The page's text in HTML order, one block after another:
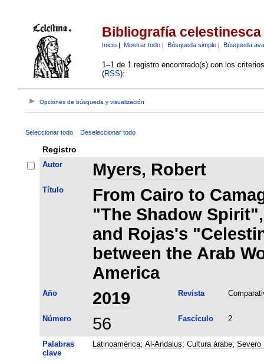
Bibliografía celestinesca
Inicio| Mostrar todo| Búsqueda simple| Búsqueda
1–1 de 1 registro encontrado(s) con los
(RSS):
Opciones de búsqueda y visualización
Seleccionar todo Deseleccionar todo
Registro
Autor Myers, Robert
Título
From Cairo to
"The Shadow
and Rojas's
between the Arab
America
Año 2019 Revista
Número 56 Fascículo 2
Palabras
clave
Latinoamérica; Al-Andalus; Cultura árabe; Severo